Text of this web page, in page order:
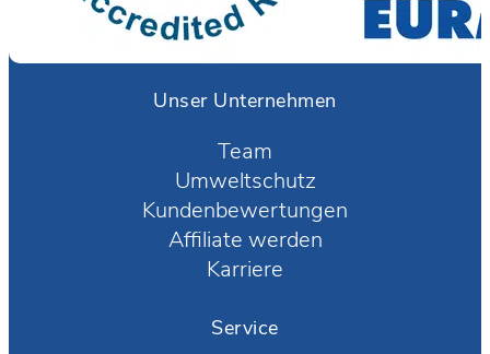
Unser Unternehmen
Team
Umweltschutz
Kundenbewertungen
Affiliate werden
Karriere
Service